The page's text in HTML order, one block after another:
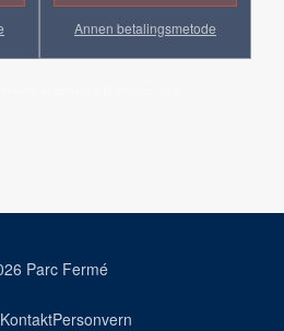
Annen betalingsmetode
Parc Fermé
KontaktPersonvern